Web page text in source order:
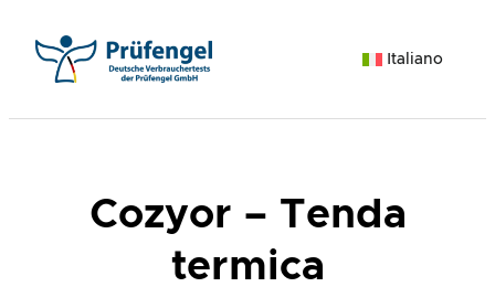
contenuto
Italiano
Cozyor – Tenda
termica